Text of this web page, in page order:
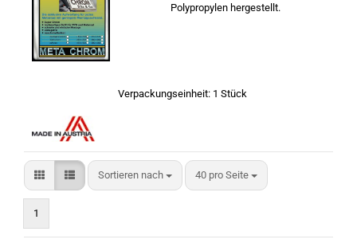
Polypropylen hergestellt.
Verpackungseinheit: 1 Stück
Sortieren nach
Sortieren nach 40 pro Seite
pro Seite
1